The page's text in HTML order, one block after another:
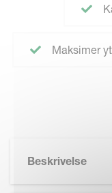
Maksimer
Beskrivelse